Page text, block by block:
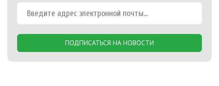
ПОДПИСАТЬСЯ НА НОВОСТИ